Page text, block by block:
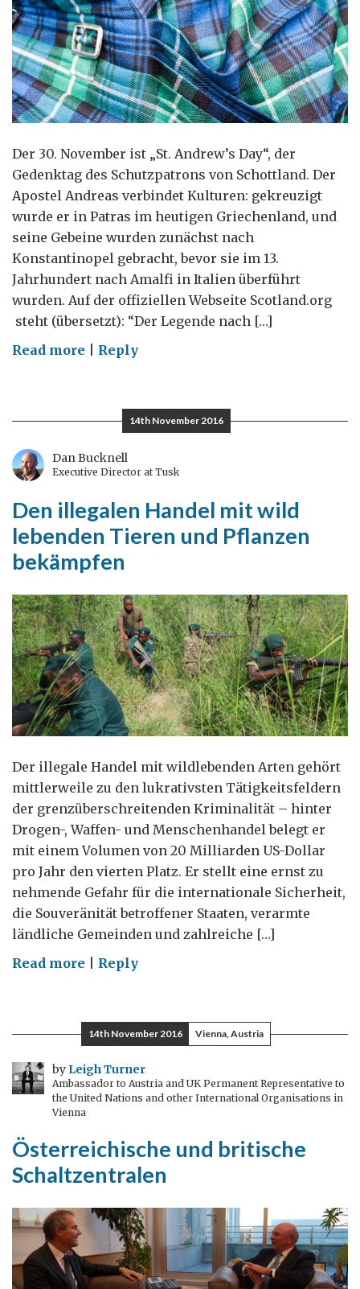
Der 30. November ist „St. Andrew’s Day“, der
Gedenktag des Schutzpatrons von Schottland. Der
Apostel Andreas verbindet Kulturen: gekreuzigt
wurde er in Patras im heutigen Griechenland, und
seine Gebeine wurden zunächst nach
Konstantinopel gebracht, bevor sie im 13.
Jahrhundert nach Amalfi in Italien überführt
wurden. Auf der offiziellen Webseite Scotland.org
steht (übersetzt): “Der Legende nach […]
Read more on
ein
Tod
einen
Cricketball
Reply
14th November 2016
Dan Bucknell
Executive Director at Tusk
Den illegalen Handel mit wild
lebenden Tieren und Pflanzen
bekämpfen
Der illegale Handel mit wildlebenden Arten gehört
mittlerweile zu den lukrativsten Tätigkeitsfeldern
der grenzüberschreitenden Kriminalität – hinter
Drogen-, Waffen- und Menschenhandel belegt er
mit einem Volumen von 20 Milliarden US-Dollar
pro Jahr den vierten Platz. Er stellt eine ernst zu
nehmende Gefahr für die internationale Sicherheit,
die Souveränität betroffener Staaten, verarmte
ländliche Gemeinden und zahlreiche […]
Read more on
Handel
mit
wild
lebenden
Tieren
Pflanzen
bekämpfen
Reply
14th November 2016 Vienna, Austria
by Leigh Turner
Ambassador to Austria and UK Permanent Representative to
the United Nations and other International Organisations in
Vienna
Österreichische und britische
Schaltzentralen